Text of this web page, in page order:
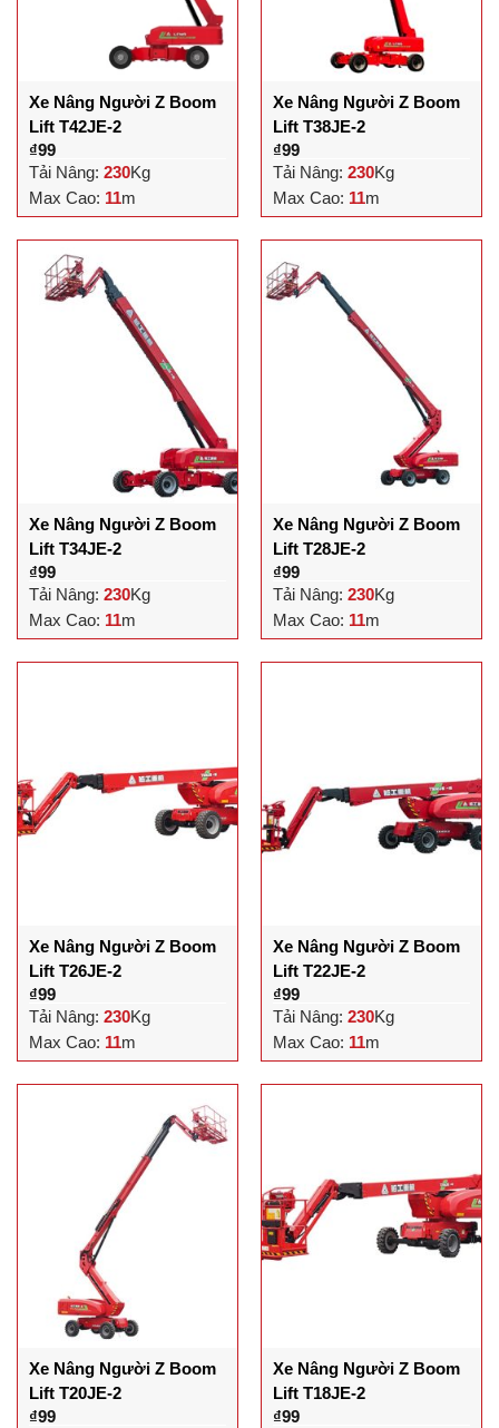
Xe Nâng Người Z Boom
Lift T42JE-2
₫99
Tải Nâng: 230Kg
Max Cao: 11m
Xe Nâng Người Z Boom
Lift T38JE-2
₫99
Tải Nâng: 230Kg
Max Cao: 11m
Xe Nâng Người Z Boom
Lift T34JE-2
₫99
Tải Nâng: 230Kg
Max Cao: 11m
Xe Nâng Người Z Boom
Lift T28JE-2
₫99
Tải Nâng: 230Kg
Max Cao: 11m
Xe Nâng Người Z Boom
Lift T26JE-2
₫99
Tải Nâng: 230Kg
Max Cao: 11m
Xe Nâng Người Z Boom
Lift T22JE-2
₫99
Tải Nâng: 230Kg
Max Cao: 11m
Xe Nâng Người Z Boom
Lift T20JE-2
₫99
Xe Nâng Người Z Boom
Lift T18JE-2
₫99